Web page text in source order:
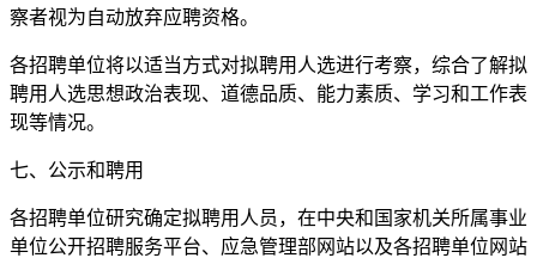
察者视为自动放弃应聘资格。
各招聘单位将以适当方式对拟聘用人选进行考察，综合了解拟
聘用人选思想政治表现、道德品质、能力素质、学习和工作表
现等情况。
七、公示和聘用
各招聘单位研究确定拟聘用人员，在中央和国家机关所属事业
单位公开招聘服务平台、应急管理部网站以及各招聘单位网站